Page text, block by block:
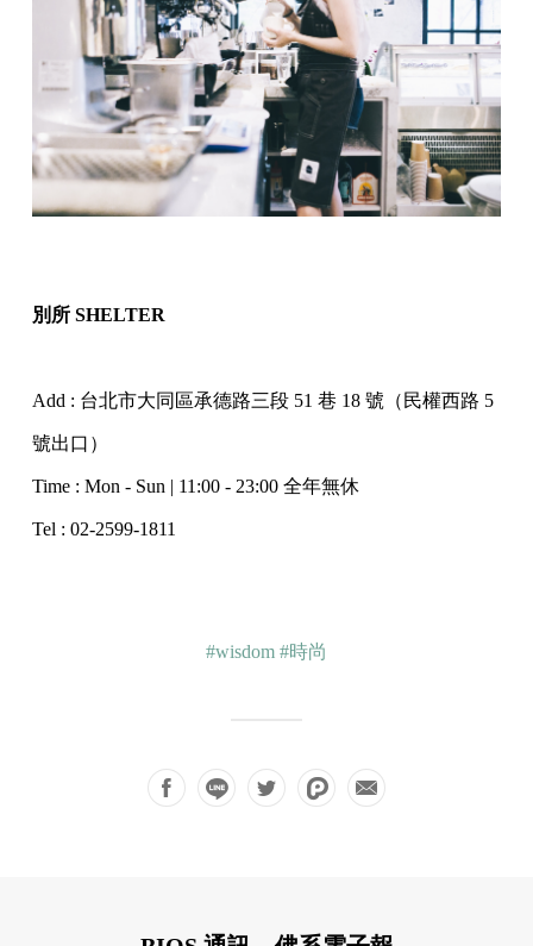
別所 SHELTER
Add : 台北市大同區承德路三段 51 巷 18 號（民權西路 5
號出口）
Time : Mon - Sun | 11:00 - 23:00 全年無休
Tel : 02-2599-1811
#wisdom #時尚